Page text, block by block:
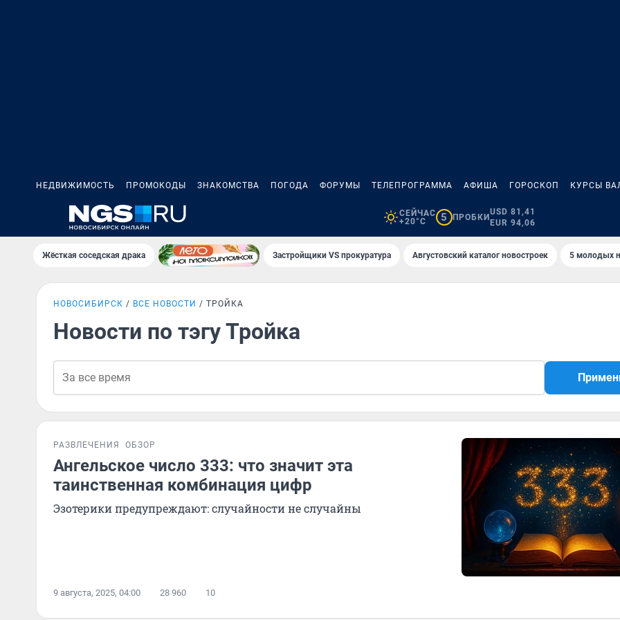
НЕДВИЖИМОСТЬ ПРОМОКОДЫ ЗНАКОМСТВА ПОГОДА ФОРУМЫ ТЕЛЕПРОГРАММА АФИША ГОРОСКОП КУРСЫ
СЕЙЧАС
+20°C
5 ПРОБКИ
USD 81,41
EUR 94,06
Жёсткая соседская драка Застройщики VS прокуратура Августовский каталог новостроек 5 молодых
НОВОСИБИРСК ВСЕ НОВОСТИ ТРОЙКА
Новости по тэгу Тройка
РАЗВЛЕЧЕНИЯ ОБЗОР
Ангельское число 333: что значит эта
таинственная комбинация цифр
Эзотерики предупреждают: случайности не случайны
9 августа, 2025, 04:00 28 960 10